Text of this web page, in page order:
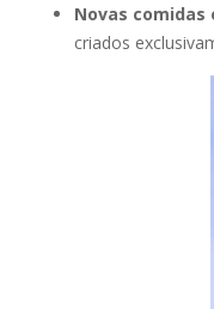
Novas comidas
criados